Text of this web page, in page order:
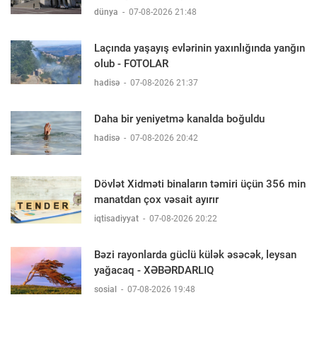
dünya - 07-08-2026 21:48
Laçında yaşayış evlərinin yaxınlığında yanğın
olub - FOTOLAR
hadisə - 07-08-2026 21:37
Daha bir yeniyetmə kanalda boğuldu
hadisə - 07-08-2026 20:42
Dövlət Xidməti binaların təmiri üçün 356 min
manatdan çox vəsait ayırır
iqtisadiyyat - 07-08-2026 20:22
Bəzi rayonlarda güclü külək əsəcək, leysan
yağacaq - XƏBƏRDARLIQ
sosial - 07-08-2026 19:48